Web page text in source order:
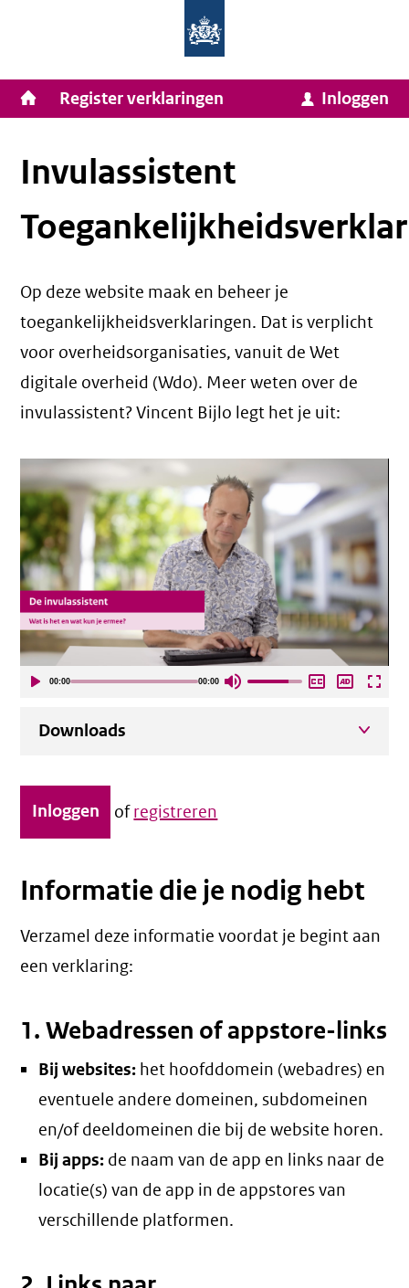
inhoud
van
Zaken
en
Koninkrijksrelaties
Homepage
van
Invulassistent
Toegankelijkheidsverklaring
Toegankelijkheidsverklaring
Hoofdnavigatie
Register verklaringen Inloggen
Invulassistent
Op deze website maak en beheer je
toegankelijkheidsverklaringen. Dat is verplicht
voor overheidsorganisaties, vanuit de Wet
digitale overheid (Wdo). Meer weten over de
invulassistent? Vincent Bijlo legt het je uit:
00:00 00:00
Downloads
Inloggen ofregistreren
Informatie die je nodig hebt
Verzamel deze informatie voordat je begint aan
een verklaring:
1. Webadressen of appstore-links
Bij websites: het hoofddomein (webadres) en
eventuele andere domeinen, subdomeinen
en/of deeldomeinen die bij de website horen.
Bij apps: de naam van de app en links naar de
locatie(s) van de app in de appstores van
verschillende platformen.